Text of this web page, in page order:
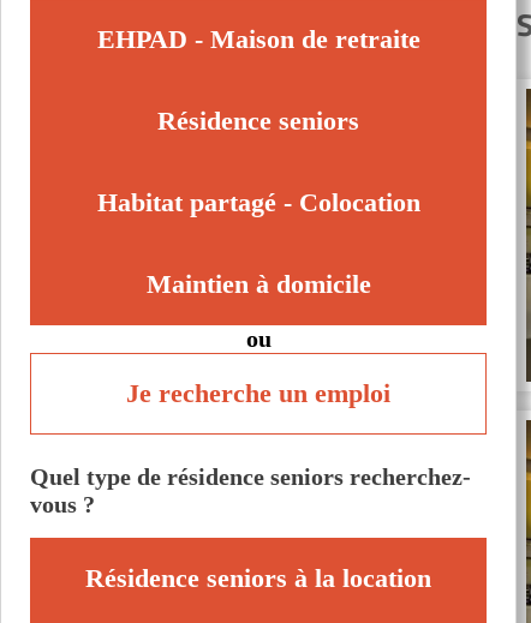
EHPAD - Maison de retraite
Résidence seniors
Habitat partagé - Colocation
Maintien à domicile
ou
Je recherche un emploi
Quel type de résidence seniors recherchez-
vous ?
Résidence seniors à la location